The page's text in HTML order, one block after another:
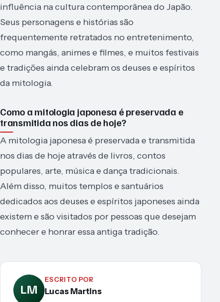
influência na cultura contemporânea do Japão.
Seus personagens e histórias são
frequentemente retratados no entretenimento,
como mangás, animes e filmes, e muitos festivais
e tradições ainda celebram os deuses e espíritos
da mitologia.
Como a mitologia japonesa é preservada e
transmitida nos dias de hoje?
A mitologia japonesa é preservada e transmitida
nos dias de hoje através de livros, contos
populares, arte, música e dança tradicionais.
Além disso, muitos templos e santuários
dedicados aos deuses e espíritos japoneses ainda
existem e são visitados por pessoas que desejam
conhecer e honrar essa antiga tradição.
LM
ESCRITO POR
Lucas Martins